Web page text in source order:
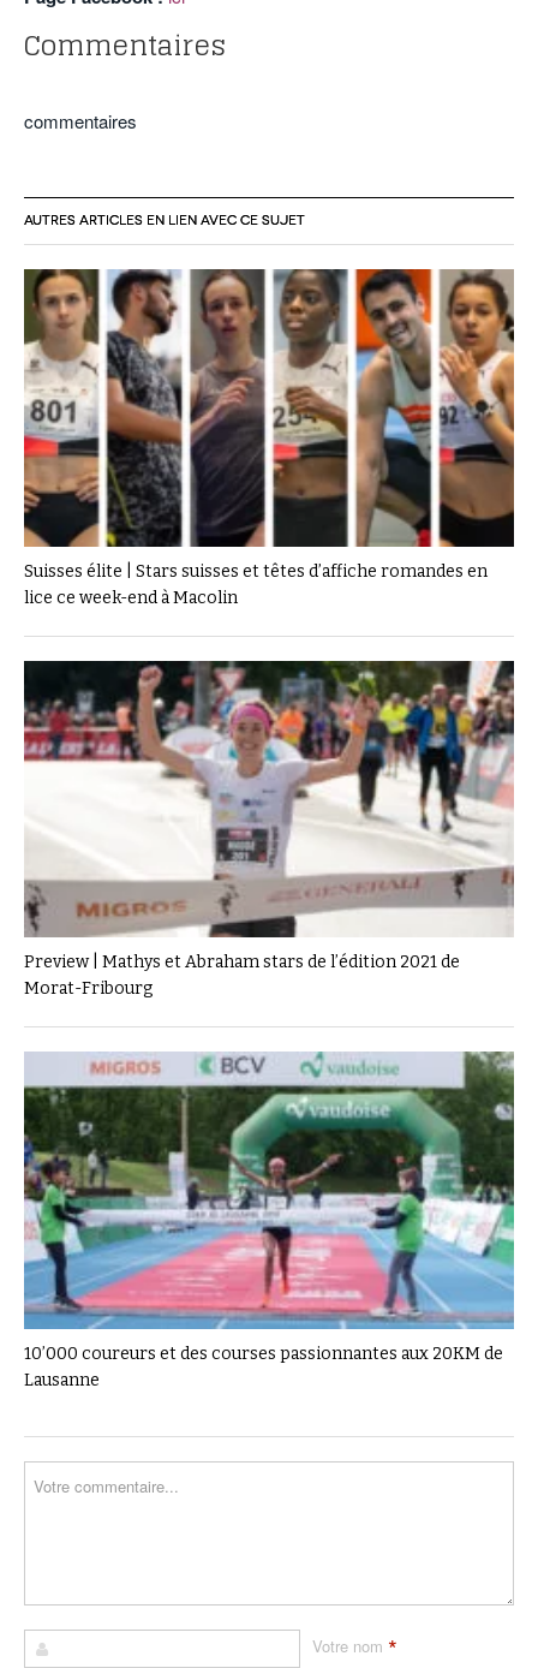
Commentaires
commentaires
AUTRES ARTICLES EN LIEN AVEC CE SUJET
Suisses élite | Stars suisses et têtes d’affiche romandes en
lice ce week-end à Macolin
Preview | Mathys et Abraham stars de l’édition 2021 de
Morat-Fribourg
10’000 coureurs et des courses passionnantes aux 20KM de
Lausanne
Votre nom *